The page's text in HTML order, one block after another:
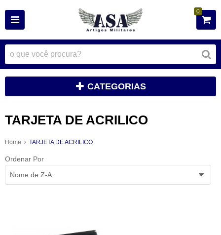
0
CATEGORIAS
TARJETA DE ACRILICO
Home TARJETA DE ACRILICO
Ordenar Por
Nome de Z-A